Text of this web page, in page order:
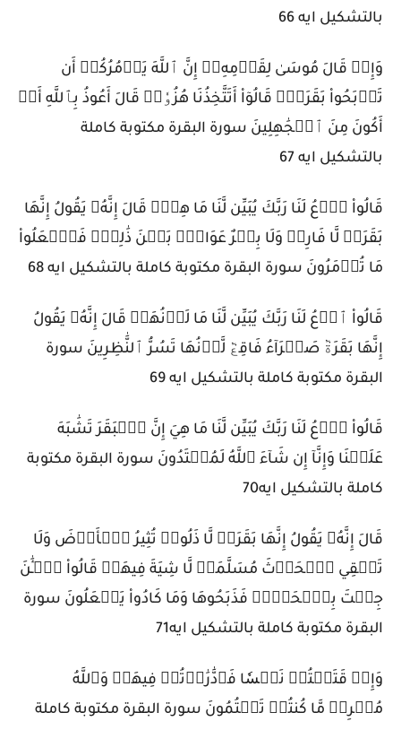
بالتشكيل ايه 66
وَإِذۡ قَالَ مُوسَىٰ لِقَوۡمِهِۦٓ إِنَّ ٱللَّهَ يَأۡمُرُكُمۡ أَن
تَذۡبَحُواْ بَقَرَةٗۖ قَالُوٓاْ أَتَتَّخِذُنَا هُزُوٗاۖ قَالَ أَعُوذُ بِٱللَّهِ أَنۡ
أَكُونَ مِنَ ٱلۡجَٰهِلِينَ سورة البقرة مكتوبة كاملة
بالتشكيل ايه 67
قَالُواْ ٱدۡعُ لَنَا رَبَّكَ يُبَيِّن لَّنَا مَا هِيَۚ قَالَ إِنَّهُۥ يَقُولُ إِنَّهَا
بَقَرَةٞ لَّا فَارِضٞ وَلَا بِكۡرٌ عَوَانُۢ بَيۡنَ ذَٰلِكَۖ فَٱفۡعَلُواْ
مَا تُؤۡمَرُونَ سورة البقرة مكتوبة كاملة بالتشكيل ايه 68
قَالُواْ ٱدۡعُ لَنَا رَبَّكَ يُبَيِّن لَّنَا مَا لَوۡنُهَاۚ قَالَ إِنَّهُۥ يَقُولُ
إِنَّهَا بَقَرَةٞ صَفۡرَآءُ فَاقِعٞ لَّوۡنُهَا تَسُرُّ ٱلنَّٰظِرِينَ سورة
البقرة مكتوبة كاملة بالتشكيل ايه 69
قَالُواْ ٱدۡعُ لَنَا رَبَّكَ يُبَيِّن لَّنَا مَا هِيَ إِنَّ ٱلۡبَقَرَ تَشَٰبَهَ
عَلَيۡنَا وَإِنَّآ إِن شَآءَ ٱللَّهُ لَمُهۡتَدُونَ سورة البقرة مكتوبة
كاملة بالتشكيل ايه70
قَالَ إِنَّهُۥ يَقُولُ إِنَّهَا بَقَرَةٞ لَّا ذَلُولٞ تُثِيرُ ٱلۡأَرۡضَ وَلَا
تَسۡقِي ٱلۡحَرۡثَ مُسَلَّمَةٞ لَّا شِيَةَ فِيهَاۚ قَالُواْ ٱلۡـَٰٔنَ
جِئۡتَ بِٱلۡحَقِّۚ فَذَبَحُوهَا وَمَا كَادُواْ يَفۡعَلُونَ سورة
البقرة مكتوبة كاملة بالتشكيل ايه71
وَإِذۡ قَتَلۡتُمۡ نَفۡسٗا فَٱدَّٰرَٰءۡتُمۡ فِيهَاۖ وَٱللَّهُ
مُخۡرِجٞ مَّا كُنتُمۡ تَكۡتُمُونَ سورة البقرة مكتوبة كاملة